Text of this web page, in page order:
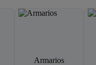
Armarios